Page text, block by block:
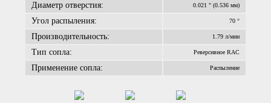
Диаметр отверстия: 0.021 " (0.536 мм)
Угол распыления: 70 °
Производительность: 1.79 л/мин
Тип сопла: Реверсивное RAC
Применение сопла: Распыление